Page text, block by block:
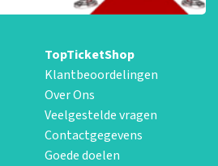
TopTicketShop
Klantbeoordelingen
Over Ons
Veelgestelde vragen
Contactgegevens
Goede doelen